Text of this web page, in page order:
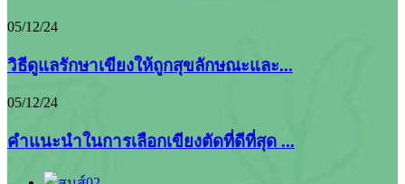
05/12/24
วิธีดูแลรักษาเขียงให้ถูกสุขลักษณะและ...
05/12/24
คำแนะนำในการเลือกเขียงตัดที่ดีที่สุด ...